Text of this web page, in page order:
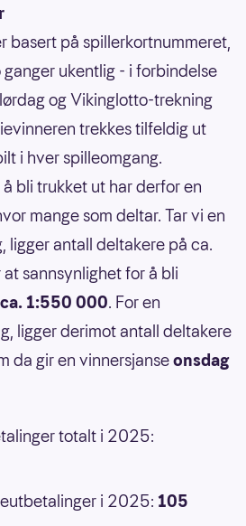
basert på spillerkortnummeret,
ukentlig - i forbindelse
og Vikinglotto-trekning
trekkes tilfeldig ut
i hver spilleomgang.
bli trukket ut har derfor en
mange som deltar. Tar vi en
ligger antall deltakere på ca.
sannsynlighet for å bli
1:550 000. For en
ligger derimot antall deltakere
da gir en vinnersjanseonsdag
totalt i 2025:
i 2025: 105